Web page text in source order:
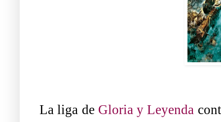
La liga de Gloria y Leyenda